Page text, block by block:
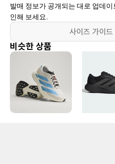
발매 정보가 공개되는 대로 업데
인해 보세요.
사이즈 가이드
비슷한 상품